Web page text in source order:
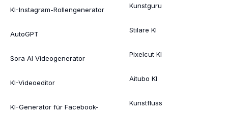
KI-Instagram-Rollengenerator
AutoGPT
Sora AI Videogenerator
KI-Videoeditor
KI-Generator für Facebook-
Kunstguru
Stilare KI
Pixelcut KI
Aitubo KI
Kunstfluss